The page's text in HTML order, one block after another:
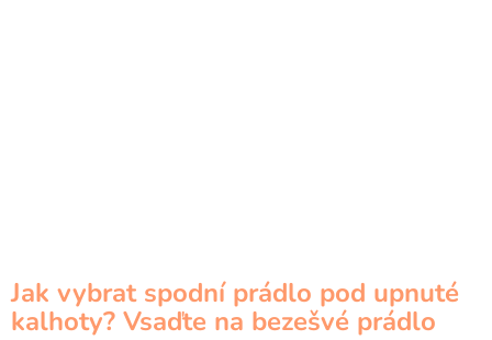
Jak vybrat spodní prádlo pod upnuté
kalhoty? Vsaďte na bezešvé prádlo